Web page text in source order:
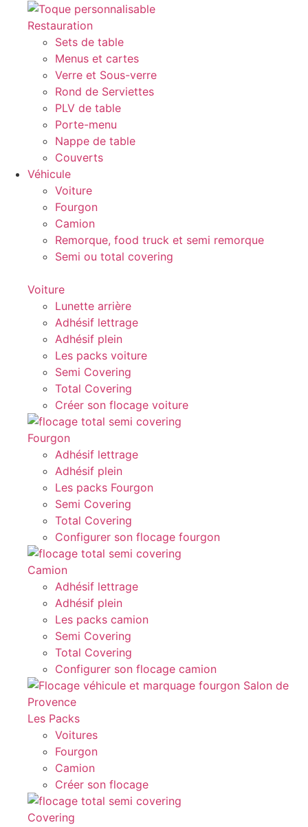
Restauration
Sets de table
Menus et cartes
Verre et Sous-verre
Rond de Serviettes
PLV de table
Porte-menu
Nappe de table
Couverts
Véhicule
Voiture
Fourgon
Camion
Remorque, food truck et semi remorque
Semi ou total covering
Voiture
Lunette arrière
Adhésif lettrage
Adhésif plein
Les packs voiture
Semi Covering
Total Covering
Créer son flocage voiture
Fourgon
Adhésif lettrage
Adhésif plein
Les packs Fourgon
Semi Covering
Total Covering
Configurer son flocage fourgon
Camion
Adhésif lettrage
Adhésif plein
Les packs camion
Semi Covering
Total Covering
Configurer son flocage camion
Les Packs
Voitures
Fourgon
Camion
Créer son flocage
Covering